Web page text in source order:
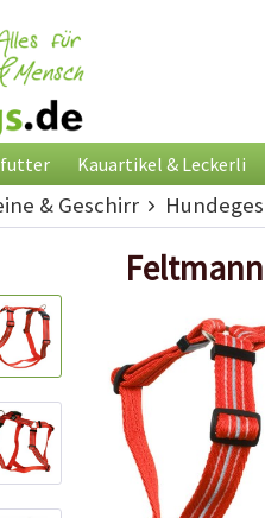
Kauartikel & Leckerli
& Geschirr